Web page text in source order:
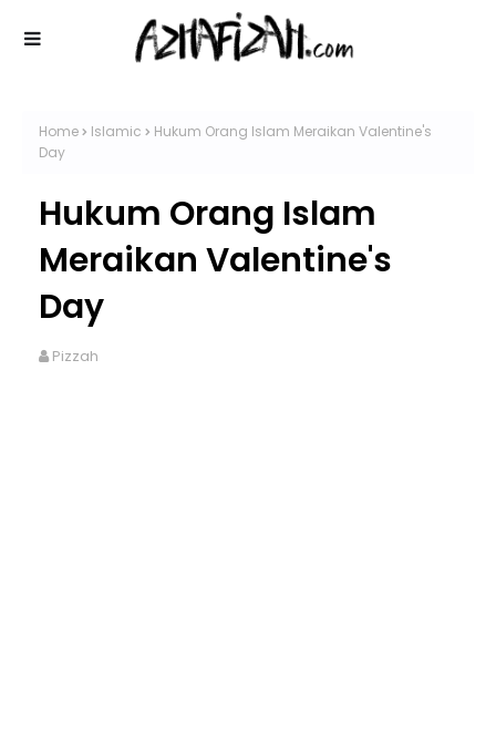
Home Islamic
Hukum Orang Islam Meraikan Valentine's
Day
Hukum Orang Islam
Meraikan Valentine's
Day
Pizzah